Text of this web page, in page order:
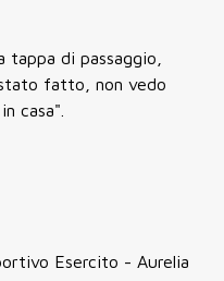
tappa di passaggio,
fatto, non vedo
casa".
Esercito - Aurelia